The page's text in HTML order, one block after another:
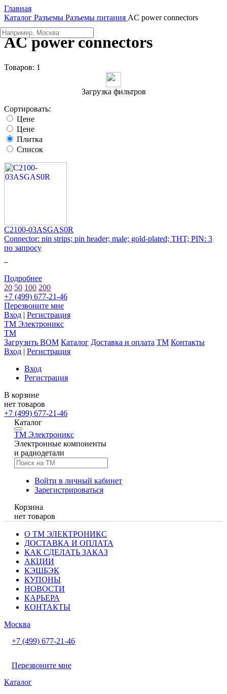
Главная
Каталог Разъeмы Разъeмы питания AC power connectors
AC power connectors
Товаров: 1
Загрузка фильтров
Сортировать:
Цене
Цене
Плитка
Список
C2100-03ASGAS0R
Connector: pin strips; pin header; male; gold-plated; THT; PIN: 3
по запросу
Подробнее
20 50 100 200
+7 (499) 677-21-46
Перезвоните мне
Вход | Регистрация
TM Электроникс
TM
Загрузить BOM Каталог Доставка и оплата TM Контакты
Вход | Регистрация
Вход
Регистрация
В корзине
нет товаров
+7 (499) 677-21-46
Каталог
TM Электроникс
Электронные компоненты
и радиодетали
Войти в личный кабинет
Зарегистрироваться
Корзина
нет товаров
О ТМ ЭЛЕКТРОНИКС
ДОСТАВКА И ОПЛАТА
КАК СДЕЛАТЬ ЗАКАЗ
АКЦИИ
КЭШБЭК
КУПОНЫ
НОВОСТИ
КАРЬЕРА
КОНТАКТЫ
Москва
+7 (499) 677-21-46
Перезвоните мне
Каталог